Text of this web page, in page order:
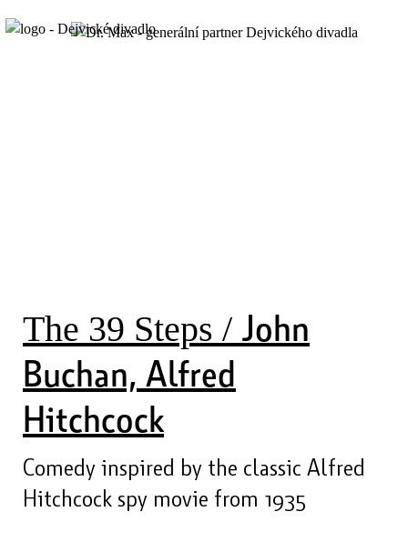
The 39 Steps / John
Buchan, Alfred
Hitchcock
Comedy inspired by the classic Alfred
Hitchcock spy movie from 1935